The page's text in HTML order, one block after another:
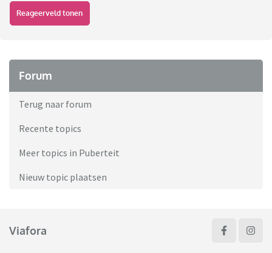
Reageerveld tonen
Forum
Terug naar forum
Recente topics
Meer topics in Puberteit
Nieuw topic plaatsen
Viafora